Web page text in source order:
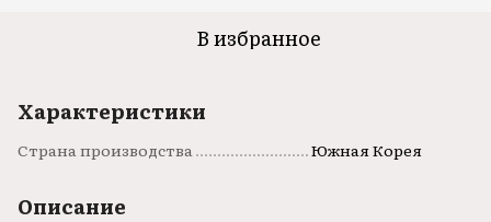
В избранное
Характеристики
Страна производства Южная Корея
Описание